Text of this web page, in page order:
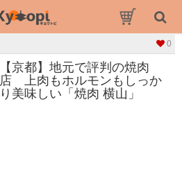
0
【京都】地元で評判の焼肉
店 上肉もホルモンもしっか
り美味しい「焼肉 横山」